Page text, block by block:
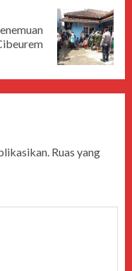
Ruas yang